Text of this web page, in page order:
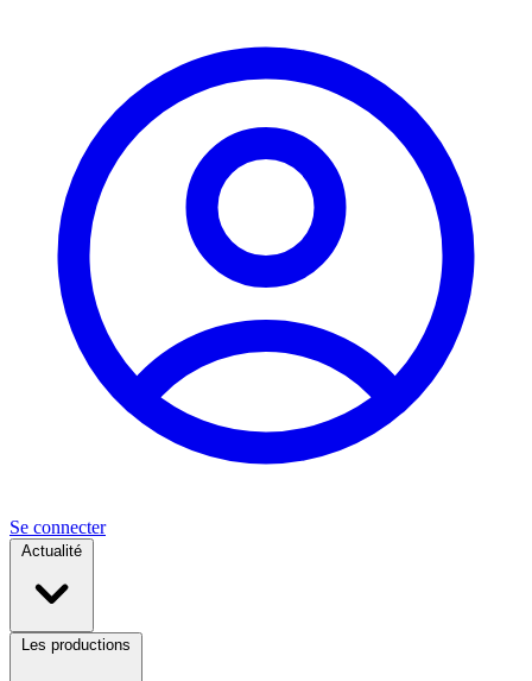
Se connecter
Actualité
Les productions